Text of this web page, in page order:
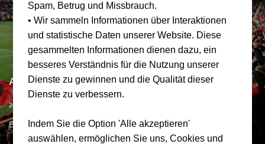
AFC Bournemouth vs FC Liverpool
20.09.2026
BOH, GB
Spam, Betrug und Missbrauch.
• Wir sammeln Informationen über Interaktionen
und statistische Daten unserer Website. Diese
gesammelten Informationen dienen dazu, ein
besseres Verständnis für die Nutzung unserer
Dienste zu gewinnen und die Qualität dieser
Dienste zu verbessern.
Indem Sie die Option 'Alle akzeptieren'
auswählen, ermöglichen Sie uns, Cookies und